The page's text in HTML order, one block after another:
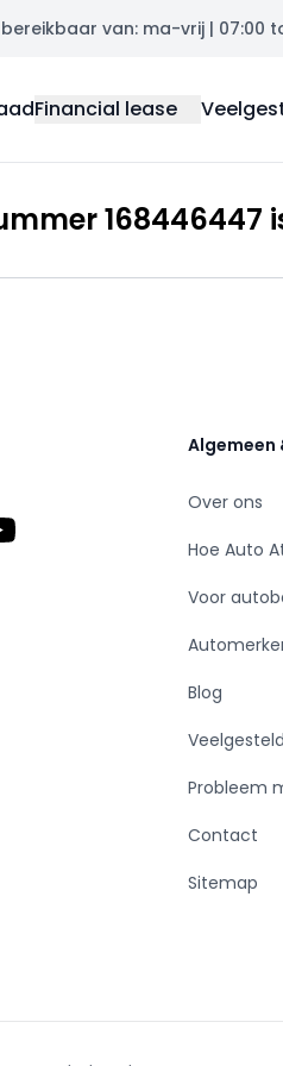
van: ma-vrij | 07:00
Financial lease
168446447
Algemeen
Over ons
Hoe Auto
Voor
Blog
Probleem
Contact
Sitemap